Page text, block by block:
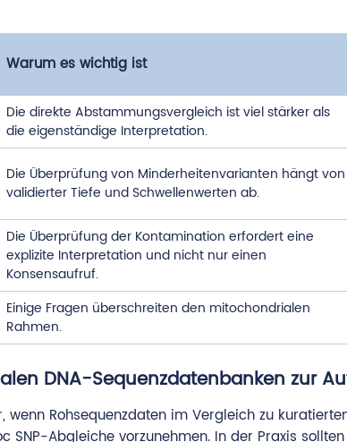
Warum es wichtig ist
Die direkte Abstammungsvergleich ist viel stärker als
die eigenständige Interpretation.
Die Überprüfung von Minderheitenvarianten hängt von
validierter Tiefe und Schwellenwerten ab.
Die Überprüfung der Kontamination erfordert eine
explizite Interpretation und nicht nur einen
Konsensaufruf.
Einige Fragen überschreiten den mitochondrialen
Rahmen.
DNA-Sequenzdatenbanken zur
wenn Rohsequenzdaten im Vergleich zu
SNP-Abgleiche vorzunehmen. In der Praxis